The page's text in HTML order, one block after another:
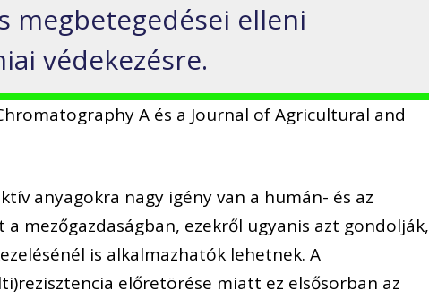
megbetegedései elleni
védekezésre.
A és a Journal of Agricultural and
anyagokra nagy igény van a humán- és az
mezőgazdaságban, ezekről ugyanis azt gondolják,
is alkalmazhatók lehetnek. A
előretörése miatt ez elsősorban az